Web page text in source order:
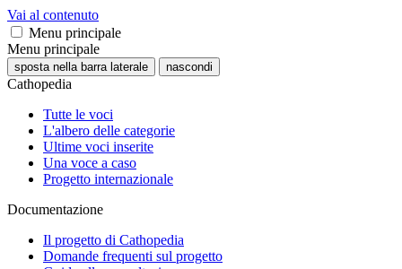
Vai al contenuto
Menu principale
Menu principale
sposta nella barra laterale nascondi
Cathopedia
Tutte le voci
L'albero delle categorie
Ultime voci inserite
Una voce a caso
Progetto internazionale
Documentazione
Il progetto di Cathopedia
Domande frequenti sul progetto